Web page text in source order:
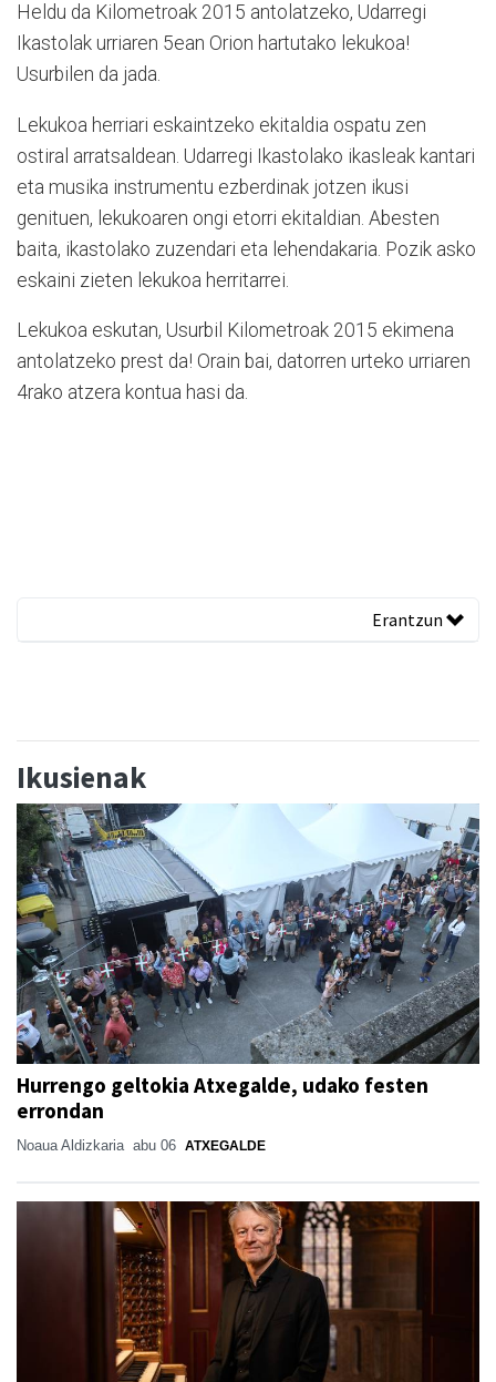
Heldu da Kilometroak 2015 antolatzeko, Udarregi
Ikastolak urriaren 5ean Orion hartutako lekukoa!
Usurbilen da jada.
Lekukoa herriari eskaintzeko ekitaldia ospatu zen
ostiral arratsaldean. Udarregi Ikastolako ikasleak kantari
eta musika instrumentu ezberdinak jotzen ikusi
genituen, lekukoaren ongi etorri ekitaldian. Abesten
baita, ikastolako zuzendari eta lehendakaria. Pozik asko
eskaini zieten lekukoa herritarrei.
Lekukoa eskutan, Usurbil Kilometroak 2015 ekimena
antolatzeko prest da! Orain bai, datorren urteko urriaren
4rako atzera kontua hasi da.
Erantzun
Ikusienak
Hurrengo geltokia Atxegalde, udako festen
errondan
Noaua Aldizkaria abu 06 ATXEGALDE